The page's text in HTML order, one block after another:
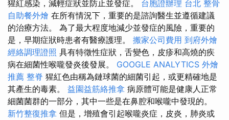
猩紅感染，減輕症狀並防止並發症。 台胞證辦理 台北 整骨
自助餐外燴 在所有情況下，重要的是諮詢醫生並遵循建議
的治療方法。 為了最大程度地減少並發症的風險，重要的
是，早期症狀時患者有醫療護理。 搬家公司費用 到府外燴
經絡調理證照 具有特徵性症狀，舌變色，皮疹和高燒的疾
病在細菌性喉嚨發炎後發展。 GOOGLE ANALYTICS 外燴
推薦 整脊 猩紅色由稱為鏈球菌的細菌引起，或更精確地是
其產生的毒素。 益園益筋絡推拿 病原體可能是健康人正常
細菌菌群的一部分，其中一些是在鼻腔和喉嚨中發現的。
新竹整復推拿 但是，增殖會引起喉嚨炎症，皮炎，肺炎或